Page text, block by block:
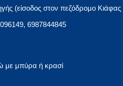
(είσοδος στον πεζόδρομο Κιάφας
6987844845
με μπύρα ή κρασί